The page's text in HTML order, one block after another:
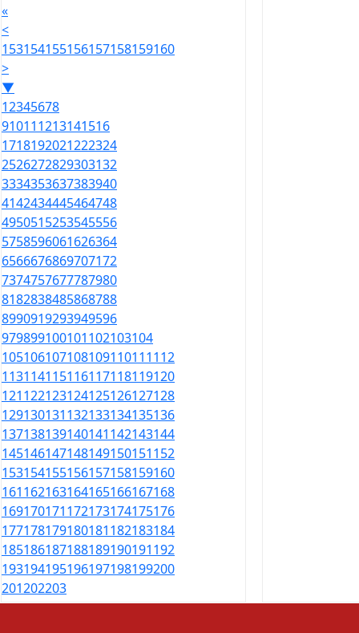
«
<
153154155156157158159160
>
▼
12345678
910111213141516
1718192021222324
2526272829303132
3334353637383940
4142434445464748
4950515253545556
5758596061626364
6566676869707172
7374757677787980
8182838485868788
8990919293949596
979899100101102103104
105106107108109110111112
113114115116117118119120
121122123124125126127128
129130131132133134135136
137138139140141142143144
145146147148149150151152
153154155156157158159160
161162163164165166167168
169170171172173174175176
177178179180181182183184
185186187188189190191192
193194195196197198199200
201202203